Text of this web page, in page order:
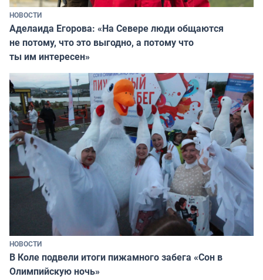
НОВОСТИ
Аделаида Егорова: «На Севере люди общаются
не потому, что это выгодно, а потому что
ты им интересен»
НОВОСТИ
В Коле подвели итоги пижамного забега «Сон в
Олимпийскую ночь»